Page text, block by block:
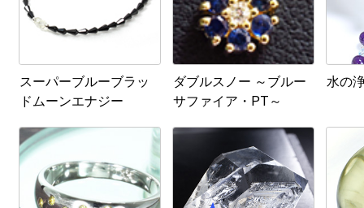
スーパーブルーブラッ
ドムーンエナジー
ダブルスノー ～ブルー
サファイア・PT～
水の